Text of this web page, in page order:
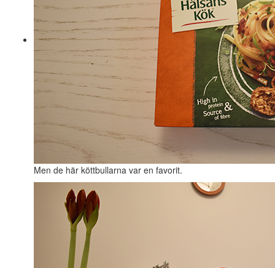
Men de här köttbullarna var en favorit.